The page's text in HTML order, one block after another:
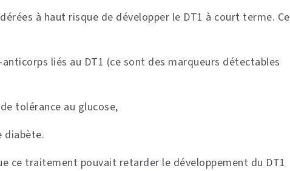
à haut risque de développer le DT1 à court terme. Ce
liés au DT1 (ce sont des marqueurs détectables
tolérance au glucose,
diabète.
ce traitement pouvait retarder le développement du DT1